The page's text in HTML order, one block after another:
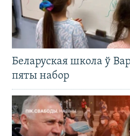
Беларуская школа ў
пяты набор